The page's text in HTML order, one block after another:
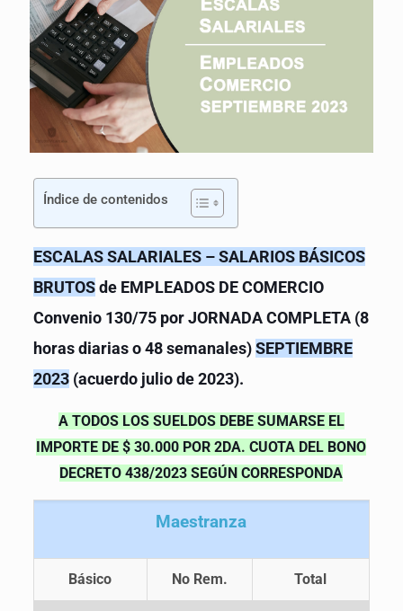
Índice de contenidos
ESCALAS SALARIALES – SALARIOS BÁSICOS
BRUTOSde EMPLEADOS DE COMERCIO
Convenio 130/75 por JORNADA COMPLETA (8
horas diarias o 48 semanales)SEPTIEMBRE
2023(acuerdo julio de 2023).
A TODOS LOS SUELDOS DEBE SUMARSE EL
IMPORTE DE $ 30.000 POR 2DA. CUOTA DEL BONO
DECRETO 438/2023 SEGÚN CORRESPONDA
Maestranza
Básico No Rem. Total